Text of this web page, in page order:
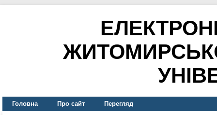
Головна Про сайт Перегляд